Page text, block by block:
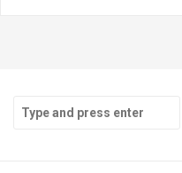
Search
for: